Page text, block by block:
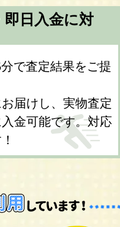
日入金に対
で査定結果をご提
届けし、実物査定
金可能です。対応